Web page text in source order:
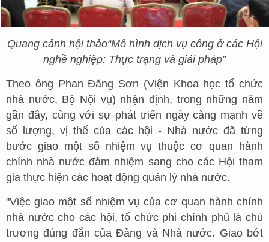
Quang cảnh hội thảo“Mô hình dịch vụ công ở các Hội
nghề nghiệp: Thực trạng và giải pháp”
Theo ông Phan Đăng Sơn (Viện Khoa học tổ chức
nhà nước, Bộ Nội vụ) nhận định, trong những năm
gần đây, cùng với sự phát triển ngày càng mạnh về
số lượng, vị thế của các hội - Nhà nước đã từng
bước giao một số nhiệm vụ thuộc cơ quan hành
chính nhà nước đảm nhiệm sang cho các Hội tham
gia thực hiện các hoạt động quản lý nhà nước.
"Việc giao một số nhiệm vụ của cơ quan hành chính
nhà nước cho các hội, tổ chức phi chính phủ là chủ
trương đúng đắn của Đảng và Nhà nước. Giao bớt